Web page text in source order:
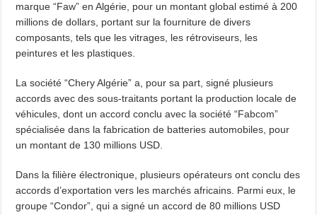
marque “Faw” en Algérie, pour un montant global estimé à 200
millions de dollars, portant sur la fourniture de divers
composants, tels que les vitrages, les rétroviseurs, les
peintures et les plastiques.
La société “Chery Algérie” a, pour sa part, signé plusieurs
accords avec des sous-traitants portant la production locale de
véhicules, dont un accord conclu avec la société “Fabcom”
spécialisée dans la fabrication de batteries automobiles, pour
un montant de 130 millions USD.
Dans la filière électronique, plusieurs opérateurs ont conclu des
accords d’exportation vers les marchés africains. Parmi eux, le
groupe “Condor”, qui a signé un accord de 80 millions USD